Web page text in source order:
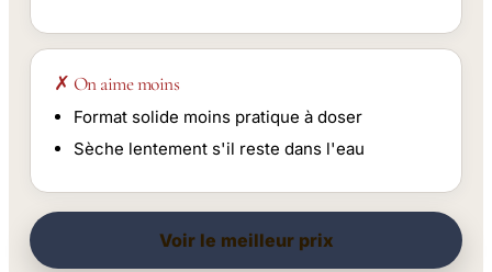
✗ On aime moins
Format solide moins pratique à doser
Sèche lentement s'il reste dans l'eau
Voir le meilleur prix